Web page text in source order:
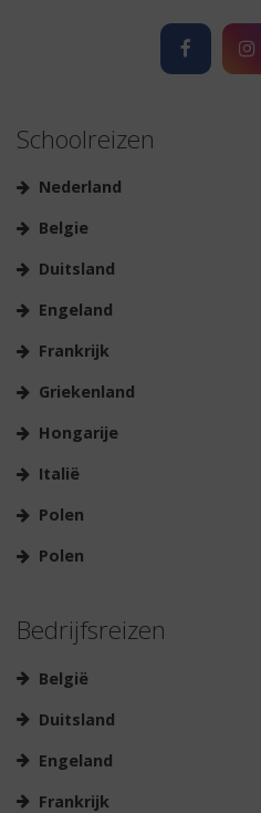
Schoolreizen
Nederland
Belgie
Duitsland
Engeland
Frankrijk
Griekenland
Hongarije
Italië
Polen
Polen
Bedrijfsreizen
België
Duitsland
Engeland
Frankrijk